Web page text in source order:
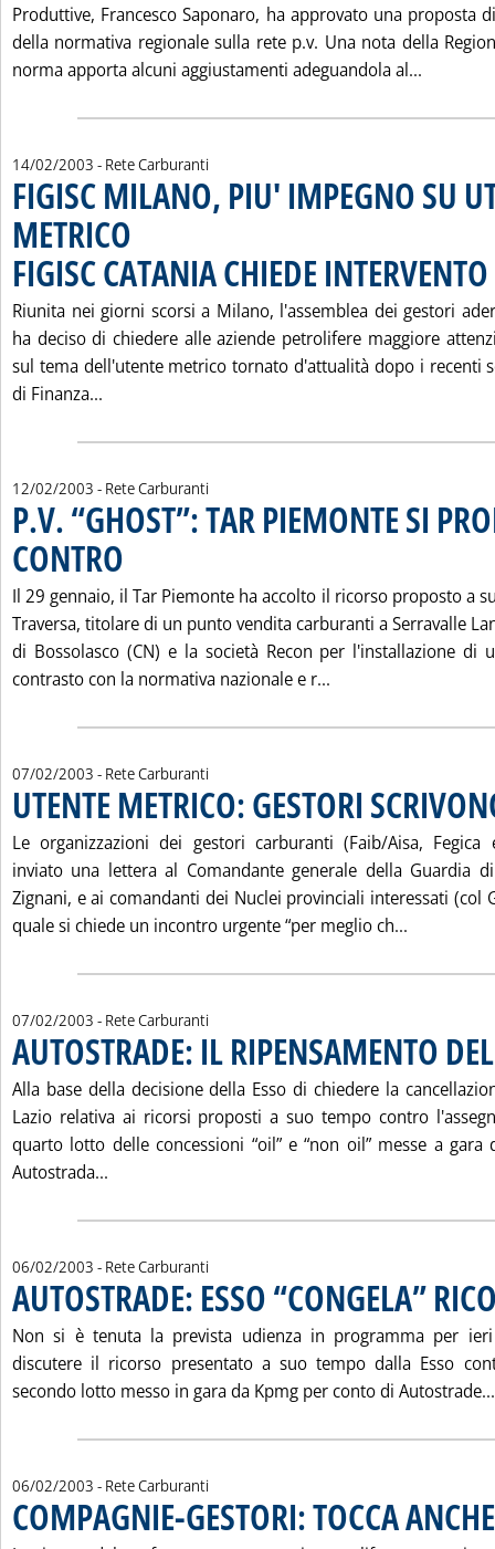
Produttive, Francesco Saponaro, ha approvato una proposta
della normativa regionale sulla rete p.v. Una nota della
norma apporta alcuni aggiustamenti adeguandola al...
14/02/2003 - Rete Carburanti
FIGISC MILANO, PIU' IMPEGNO SU
METRICO
FIGISC CATANIA CHIEDE
Riunita nei giorni scorsi a Milano, l'assemblea dei gestori
ha deciso di chiedere alle aziende petrolifere maggiore
sul tema dell'utente metrico tornato d'attualità dopo i recenti
di Finanza...
12/02/2003 - Rete Carburanti
P.V. “GHOST”: TAR PIEMONTE SI
CONTRO
Il 29 gennaio, il Tar Piemonte ha accolto il ricorso proposto a
Traversa, titolare di un punto vendita carburanti a Serravalle
di Bossolasco (CN) e la società Recon per l'installazione di
contrasto con la normativa nazionale e r...
07/02/2003 - Rete Carburanti
UTENTE METRICO: GESTORI
Le organizzazioni dei gestori carburanti (Faib/Aisa, Fegica
inviato una lettera al Comandante generale della Guardia
Zignani, e ai comandanti dei Nuclei provinciali interessati (col
quale si chiede un incontro urgente “per meglio ch...
07/02/2003 - Rete Carburanti
AUTOSTRADE: IL RIPENSAMENTO
Alla base della decisione della Esso di chiedere la
Lazio relativa ai ricorsi proposti a suo tempo contro
quarto lotto delle concessioni “oil” e “non oil” messe a
Autostrada...
06/02/2003 - Rete Carburanti
AUTOSTRADE: ESSO “CONGELA”
Non si è tenuta la prevista udienza in programma per
discutere il ricorso presentato a suo tempo dalla Esso
secondo lotto messo in gara da Kpmg per conto di Autostrade...
06/02/2003 - Rete Carburanti
COMPAGNIE-GESTORI: TOCCA